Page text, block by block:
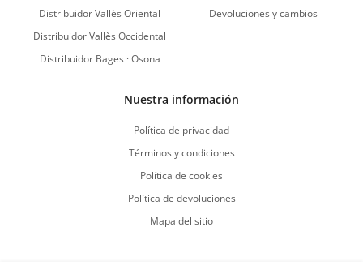
Distribuidor Vallès Oriental
Distribuidor Vallès Occidental
Distribuidor Bages · Osona
Devoluciones y cambios
Nuestra información
Política de privacidad
Términos y condiciones
Política de cookies
Política de devoluciones
Mapa del sitio